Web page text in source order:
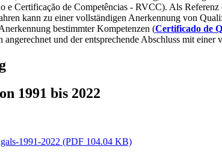
e Certificação de Competências - RVCC). Als
kann zu einer vollständigen Anerkennung von
bestimmter Kompetenzen (Certificado de
und der entsprechende Abschluss mit einer
1991 bis 2022
1991-2022 (PDF 104.04 KB)